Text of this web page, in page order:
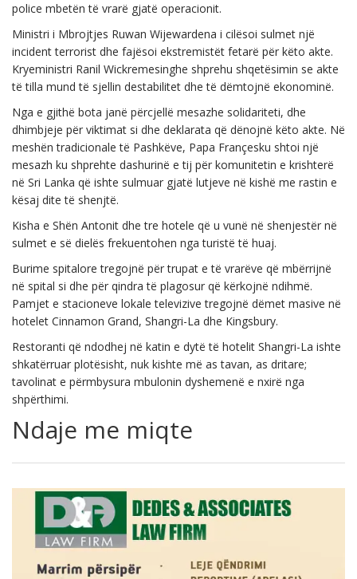
police mbetën të vrarë gjatë operacionit.
Ministri i Mbrojtjes Ruwan Wijewardena i cilësoi sulmet një
incident terrorist dhe fajësoi ekstremistët fetarë për këto akte.
Kryeministri Ranil Wickremesinghe shprehu shqetësimin se akte
të tilla mund të sjellin destabilitet dhe të dëmtojnë ekonominë.
Nga e gjithë bota janë përcjellë mesazhe solidariteti, dhe
dhimbjeje për viktimat si dhe deklarata që dënojnë këto akte. Në
meshën tradicionale të Pashkëve, Papa Françesku shtoi një
mesazh ku shprehte dashurinë e tij për komunitetin e krishterë
në Sri Lanka që ishte sulmuar gjatë lutjeve në kishë me rastin e
kësaj dite të shenjtë.
Kisha e Shën Antonit dhe tre hotele që u vunë në shenjestër në
sulmet e së dielës frekuentohen nga turistë të huaj.
Burime spitalore tregojnë për trupat e të vrarëve që mbërrijnë
në spital si dhe për qindra të plagosur që kërkojnë ndihmë.
Pamjet e stacioneve lokale televizive tregojnë dëmet masive në
hotelet Cinnamon Grand, Shangri-La dhe Kingsbury.
Restoranti që ndodhej në katin e dytë të hotelit Shangri-La ishte
shkatërruar plotësisht, nuk kishte më as tavan, as dritare;
tavolinat e përmbysura mbulonin dyshemenë e nxirë nga
shpërthimi.
Ndaje me miqte